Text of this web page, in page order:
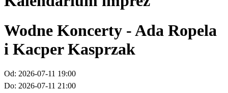
Wodne Koncerty - Ada Ropela
i Kacper Kasprzak
Od: 2026-07-11 19:00
Do: 2026-07-11 21:00